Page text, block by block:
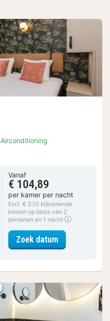
Airconditioning
Vanaf
€ 104,89
per kamer per nacht
Excl. € 3,10 bijkomende
kosten op basis van 2
personen en 1 nacht
Zoek datumvoor City